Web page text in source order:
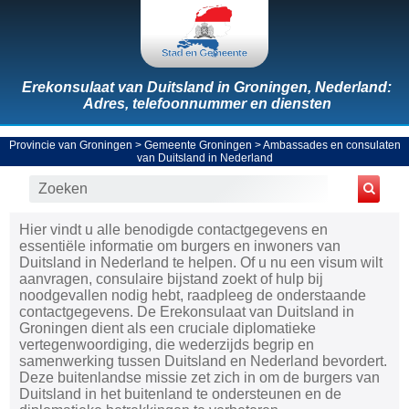
Erekonsulaat van Duitsland in Groningen, Nederland:
Adres, telefoonnummer en diensten
Provincie van Groningen > Gemeente Groningen >Ambassades en consulaten
van Duitsland in Nederland
Hier vindt u alle benodigde contactgegevens en
essentiële informatie om burgers en inwoners van
Duitsland in Nederland te helpen. Of u nu een visum wilt
aanvragen, consulaire bijstand zoekt of hulp bij
noodgevallen nodig hebt, raadpleeg de onderstaande
contactgegevens. De Erekonsulaat van Duitsland in
Groningen dient als een cruciale diplomatieke
vertegenwoordiging, die wederzijds begrip en
samenwerking tussen Duitsland en Nederland bevordert.
Deze buitenlandse missie zet zich in om de burgers van
Duitsland in het buitenland te ondersteunen en de